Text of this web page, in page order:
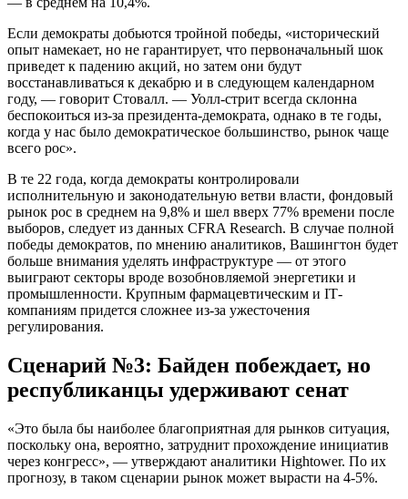
Если демократы добьются тройной победы, «исторический
опыт намекает, но не гарантирует, что первоначальный шок
приведет к падению акций, но затем они будут
восстанавливаться к декабрю и в следующем календарном
году, — говорит Стовалл. — Уолл-стрит всегда склонна
беспокоиться из-за президента-демократа, однако в те годы,
когда у нас было демократическое большинство, рынок чаще
всего рос».
В те 22 года, когда демократы контролировали
исполнительную и законодательную ветви власти, фондовый
рынок рос в среднем на 9,8% и шел вверх 77% времени после
выборов, следует из данных CFRA Research. В случае полной
победы демократов, по мнению аналитиков, Вашингтон будет
больше внимания уделять инфраструктуре — от этого
выиграют секторы вроде возобновляемой энергетики и
промышленности. Крупным фармацевтическим и IТ-
компаниям придется сложнее из-за ужесточения
регулирования.
Сценарий №3: Байден побеждает, но
республиканцы удерживают сенат
«Это была бы наиболее благоприятная для рынков ситуация,
поскольку она, вероятно, затруднит прохождение инициатив
через конгресс», — утверждают аналитики Hightower. По их
прогнозу, в таком сценарии рынок может вырасти на 4-5%.